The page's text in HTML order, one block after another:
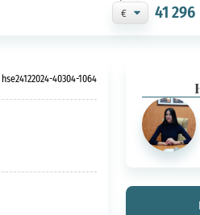
41 296
hse24122024-40304-1064